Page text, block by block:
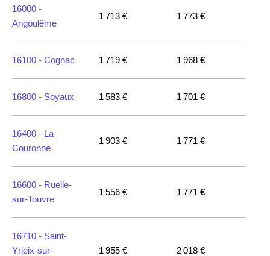
16000 -
Angoulême
1 713 € 1 773 €
16100 - Cognac 1 719 € 1 968 €
16800 - Soyaux 1 583 € 1 701 €
16400 - La
Couronne
1 903 € 1 771 €
16600 - Ruelle-
sur-Touvre
1 556 € 1 771 €
16710 - Saint-
Yrieix-sur-
1 955 € 2 018 €